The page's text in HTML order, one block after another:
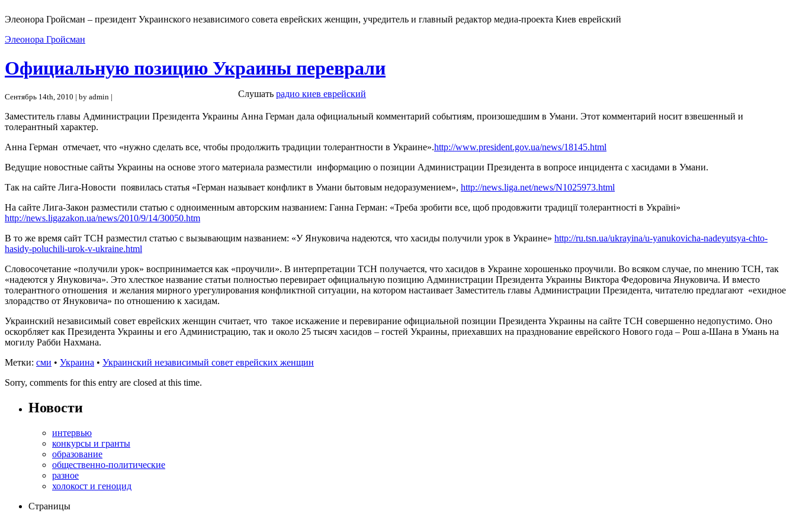
Элеонора Гройсман – президент Украинского независимого совета еврейских женщин, учредитель и главный редактор медиа-проекта Киев еврейский
Элеонора Гройсман
Слушать радио киев еврейский
Официальную позицию Украины переврали
Сентябрь 14th, 2010 | by admin |
Заместитель главы Администрации Президента Украины Анна Герман дала официальный комментарий событиям, произошедшим в Умани. Этот комментарий носит взвешенный и
толерантный характер.
Анна Герман отмечает, что «нужно сделать все, чтобы продолжить традиции толерантности в Украине».http://www.president.gov.ua/news/18145.html
Ведущие новостные сайты Украины на основе этого материала разместили информацию о позиции Администрации Президента в вопросе инцидента с хасидами в Умани.
Так на сайте Лига-Новости появилась статья «Герман называет конфликт в Умани бытовым недоразумением», http://news.liga.net/news/N1025973.html
На сайте Лига-Закон разместили статью с одноименным авторским названием: Ганна Герман: «Треба зробити все, щоб продовжити традиції толерантності в Україні»
http://news.ligazakon.ua/news/2010/9/14/30050.htm
В то же время сайт ТСН разместил статью с вызывающим названием: «У Януковича надеются, что хасиды получили урок в Украине» http://ru.tsn.ua/ukrayina/u-yanukovicha-nadeyutsya-chto-
hasidy-poluchili-urok-v-ukraine.html
Словосочетание «получили урок» воспринимается как «проучили». В интерпретации ТСН получается, что хасидов в Украине хорошенько проучили. Во всяком случае, по мнению ТСН, так
«надеются у Януковича». Это хлесткое название статьи полностью перевирает официальную позицию Администрации Президента Украины Виктора Федоровича Януковича. И вместо
толерантного отношения и желания мирного урегулирования конфликтной ситуации, на котором настаивает Заместитель главы Администрации Президента, читателю предлагают «ехидное
злорадство от Януковича» по отношению к хасидам.
Украинский независимый совет еврейских женщин считает, что такое искажение и перевирание официальной позиции Президента Украины на сайте ТСН совершенно недопустимо. Оно
оскорбляет как Президента Украины и его Администрацию, так и около 25 тысяч хасидов – гостей Украины, приехавших на празднование еврейского Нового года – Рош а-Шана в Умань на
могилу Рабби Нахмана.
Метки: сми • Украина • Украинский независимый совет еврейских женщин
Sorry, comments for this entry are closed at this time.
Новости
интервью
конкурсы и гранты
образование
общественно-политические
разное
холокост и геноцид
Страницы